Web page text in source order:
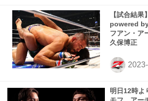
【試合結果
powered
フアン・ア
久保博正
明日12時よ